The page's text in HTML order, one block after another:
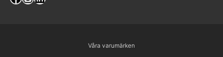
Våra varumärken